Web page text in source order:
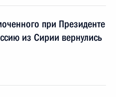
при Президенте
из Сирии вернулись